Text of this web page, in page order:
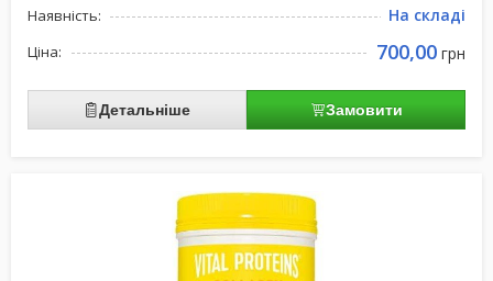
Наявність: На складі
Ціна: 700,00 грн
Детальніше Замовити